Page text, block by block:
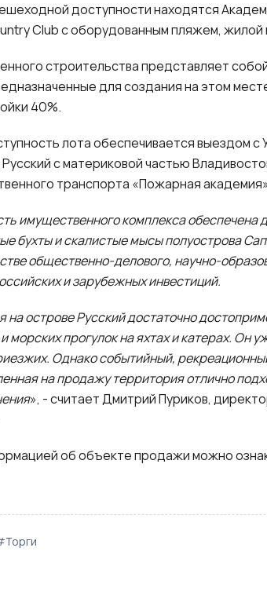
доступности находятся
Club с оборудованным пляжем,
строительства представляет
для создания на этом
40%.
лота обеспечивается выездом
с материковой частью
транспорта «Пожарная
имущественного комплекса
бухты и скалистые мысы полуострова
общественно-делового, научно-
и зарубежных инвестиций.
на острове Русский достаточно
морских прогулок на яхтах и катерах. Он
Однако событийный,
на продажу территория отлично
», - считает Дмитрий Пуриков,
об объекте продажи можно